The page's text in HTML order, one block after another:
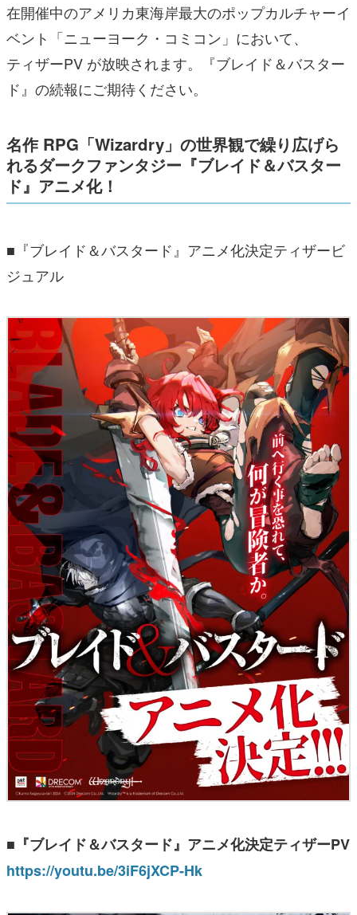
在開催中のアメリカ東海岸最大のポップカルチャーイ
ベント「ニューヨーク・コミコン」において、
ティザーPV が放映されます。『ブレイド＆バスター
ド』の続報にご期待ください。
名作 RPG「Wizardry」の世界観で繰り広げら
れるダークファンタジー『ブレイド＆バスター
ド』アニメ化！
■『ブレイド＆バスタード』アニメ化決定ティザービ
ジュアル
■『ブレイド＆バスタード』アニメ化決定ティザーPV
https://youtu.be/3iF6jXCP-Hk